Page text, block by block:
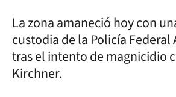
La zona amaneció hoy con
custodia de la Policía Federal
tras el intento de magnicidio
Kirchner.